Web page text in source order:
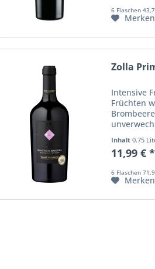
6 Flaschen
Merken
Zolla
Intensive
Früchten
im
Gaumen
durch eine
Inhalt 0.75
11,99 € *
6 Flaschen
Merken